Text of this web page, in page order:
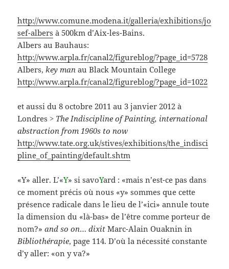
http://www.comune.modena.it/galleria/exhibitions/jo
sef-albers à 500km d’Aix-les-Bains.
Albers au Bauhaus:
http://www.arpla.fr/canal2/figureblog/?page_id=5728
Albers,key man au Black Mountain College
http://www.arpla.fr/canal2/figureblog/?page_id=1022
et aussi du 8 octobre 2011 au 3 janvier 2012 à
Londres > The Indiscipline of Painting, international
abstraction from 1960s to now
http://www.tate.org.uk/stives/exhibitions/the_indisci
pline_of_painting/default.shtm
«Y» aller. L’«Y» si savoYard : «mais n’est-ce pas dans
ce moment précis où nous «y» sommes que cette
présence radicale dans le lieu de l’«ici» annule toute
la dimension du «là-bas» de l’être comme porteur de
nom?»and so on…dixit Marc-Alain Ouaknin in
Bibliothérapie, page 114. D’où la nécessité constante
d’y aller: «on y va?»